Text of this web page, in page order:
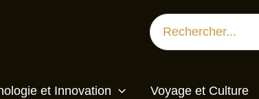
Search
for:
et Innovation Voyage et Culture